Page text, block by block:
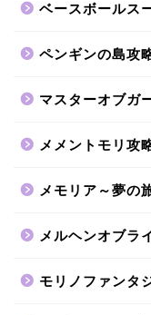
ベースボールス
ペンギンの島攻
マスターオブガ
メメントモリ攻
メモリア～夢の
メルヘンオブラ
モリノファンタ